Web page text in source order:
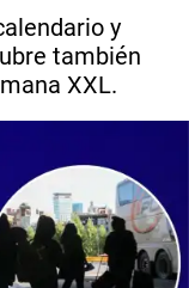
y
también
XXL.